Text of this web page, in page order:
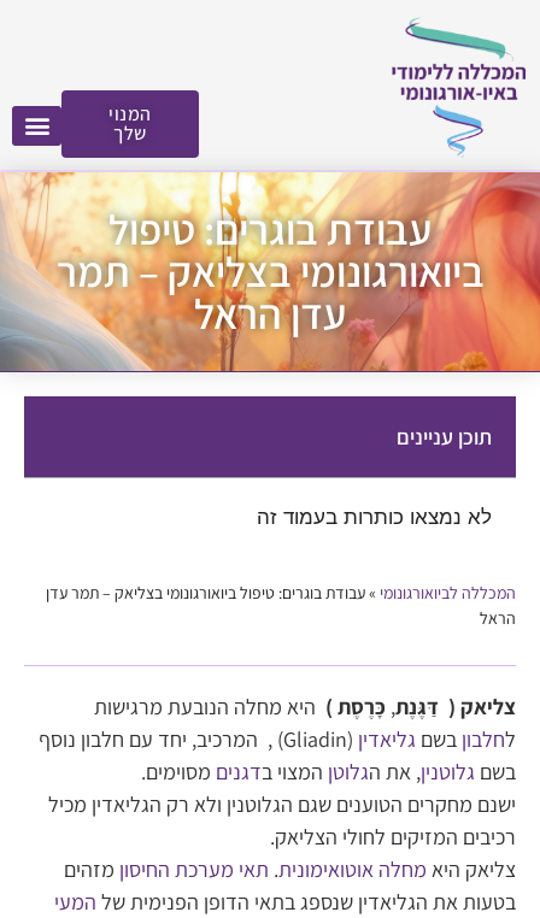
המנוי
שלך
עבודת בוגרים: טיפול
ביואורגונומי בצליאק – תמר
עדן הראל
תוכן עניינים
לא נמצאו כותרות בעמוד זה
המכללה לביואורגונומי »עבודת בוגרים: טיפול ביואורגונומי בצליאק – תמר עדן
הראל
צליאק ( דַּגֶּנֶת, כָּרֶסֶת ) היא מחלה הנובעת מרגישות
לחלבון בשם גליאדין
(Gliadin) , המרכיב, יחד עם חלבון נוסף
בשם גלוטנין, את הגלוטן המצוי בדגנים מסוימים.
ישנם מחקרים הטוענים שגם הגלוטנין ולא רק הגליאדין מכיל
רכיבים המזיקים לחולי הצליאק.
צליאק היא מחלה אוטואימונית. תאי מערכת החיסון מזהים
בטעות את הגליאדין שנספג בתאי הדופן הפנימית של המעי